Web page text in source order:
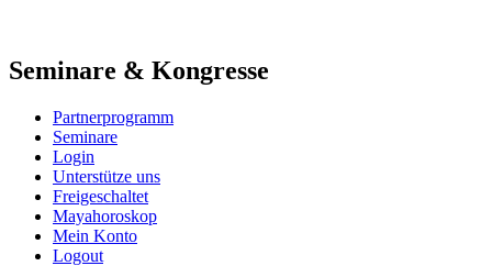
Seminare & Kongresse
Partnerprogramm
Seminare
Login
Unterstütze uns
Freigeschaltet
Mayahoroskop
Mein Konto
Logout